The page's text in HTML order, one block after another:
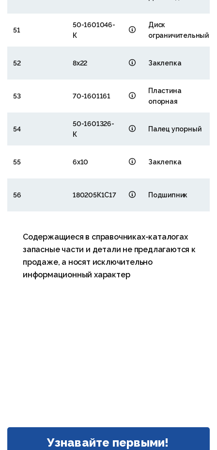
51
50-1601046-
К
Диск
ограничительный
52 8х22 Заклепка
53 70-1601161
Пластина
опорная
54
50-1601326-
К
Палец упорный
55 6х10 Заклепка
56 180205К1С17 Подшипник
Содержащиеся в справочниках-каталогах
запасные части и детали не предлагаются к
продаже, а носят исключительно
информационный характер
Узнавайте первыми!